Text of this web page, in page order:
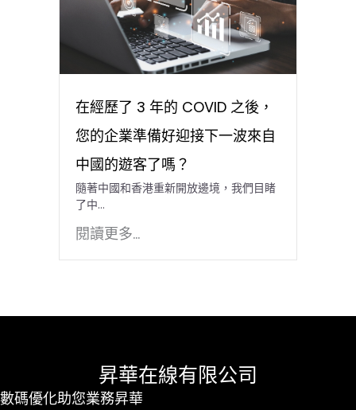
在經歷了 3 年的 COVID 之後，
您的企業準備好迎接下一波來自
中國的遊客了嗎？
隨著中國和香港重新開放邊境，我們目睹
了中…
閱讀更多...
昇華在線有限公司
數碼優化助您業務昇華